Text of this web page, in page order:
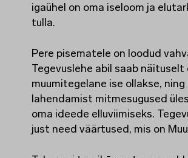
igaühel on oma iseloom ja
tulla.
Pere pisematele on loodud
Tegevuslehe abil saab
muumitegelane ise ollakse,
lahendamist mitmesugused
oma ideede elluviimiseks.
just need väärtused, mis on